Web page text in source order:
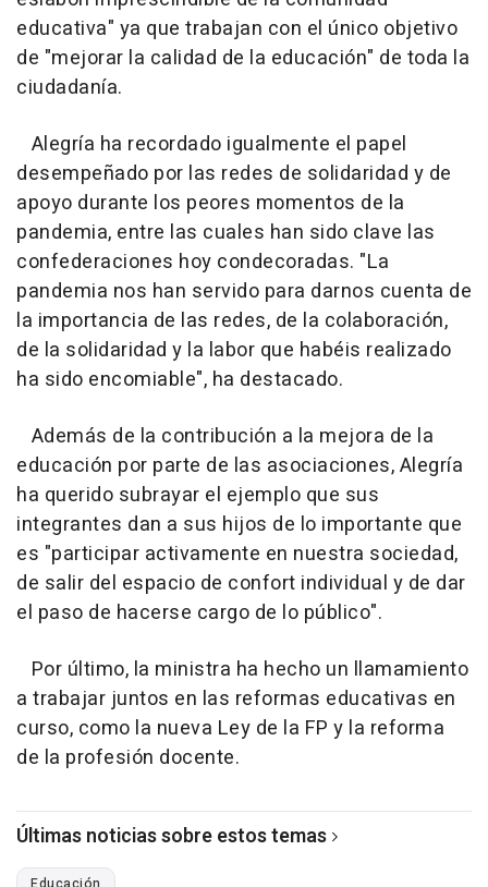
educativa" ya que trabajan con el único objetivo
de "mejorar la calidad de la educación" de toda la
ciudadanía.
Alegría ha recordado igualmente el papel
desempeñado por las redes de solidaridad y de
apoyo durante los peores momentos de la
pandemia, entre las cuales han sido clave las
confederaciones hoy condecoradas. "La
pandemia nos han servido para darnos cuenta de
la importancia de las redes, de la colaboración,
de la solidaridad y la labor que habéis realizado
ha sido encomiable", ha destacado.
Además de la contribución a la mejora de la
educación por parte de las asociaciones, Alegría
ha querido subrayar el ejemplo que sus
integrantes dan a sus hijos de lo importante que
es "participar activamente en nuestra sociedad,
de salir del espacio de confort individual y de dar
el paso de hacerse cargo de lo público".
Por último, la ministra ha hecho un llamamiento
a trabajar juntos en las reformas educativas en
curso, como la nueva Ley de la FP y la reforma
de la profesión docente.
Últimas noticias sobre estos temas